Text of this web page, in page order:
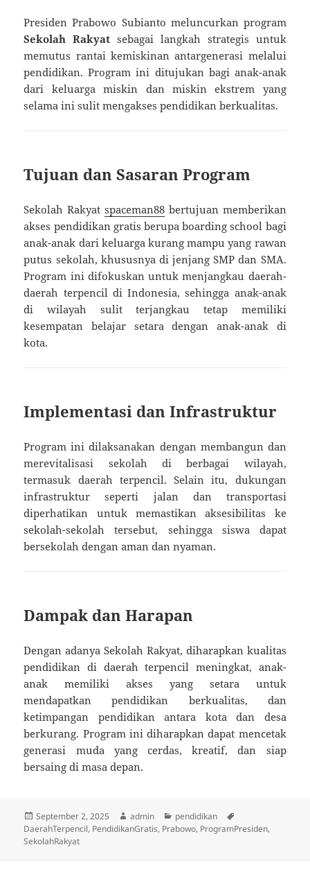
Presiden Prabowo Subianto meluncurkan program
Sekolah Rakyat sebagai langkah strategis untuk
memutus rantai kemiskinan antargenerasi melalui
pendidikan. Program ini ditujukan bagi anak-anak
dari keluarga miskin dan miskin ekstrem yang
selama ini sulit mengakses pendidikan berkualitas.
Tujuan dan Sasaran Program
Sekolah Rakyat spaceman88 bertujuan memberikan
akses pendidikan gratis berupa boarding school bagi
anak-anak dari keluarga kurang mampu yang rawan
putus sekolah, khususnya di jenjang SMP dan SMA.
Program ini difokuskan untuk menjangkau daerah-
daerah terpencil di Indonesia, sehingga anak-anak
di wilayah sulit terjangkau tetap memiliki
kesempatan belajar setara dengan anak-anak di
kota.
Implementasi dan Infrastruktur
Program ini dilaksanakan dengan membangun dan
merevitalisasi sekolah di berbagai wilayah,
termasuk daerah terpencil. Selain itu, dukungan
infrastruktur seperti jalan dan transportasi
diperhatikan untuk memastikan aksesibilitas ke
sekolah-sekolah tersebut, sehingga siswa dapat
bersekolah dengan aman dan nyaman.
Dampak dan Harapan
Dengan adanya Sekolah Rakyat, diharapkan kualitas
pendidikan di daerah terpencil meningkat, anak-
anak memiliki akses yang setara untuk
mendapatkan pendidikan berkualitas, dan
ketimpangan pendidikan antara kota dan desa
berkurang. Program ini diharapkan dapat mencetak
generasi muda yang cerdas, kreatif, dan siap
bersaing di masa depan.
Posted
on
September 2, 2025 Author
admin Categories
pendidikan
DaerahTerpencil, PendidikanGratis, Prabowo, ProgramPresiden,
SekolahRakyat